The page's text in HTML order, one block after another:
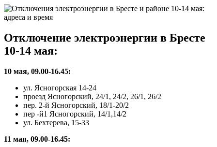
Отключение электроэнергии в Бресте
10-14 мая:
10 мая, 09.00-16.45:
ул. Ясногорская 14-24
проезд Ясногорский, 24/1, 24/2, 26/1, 26/2
пер. 2-й Ясногорский, 18/1-20/2
пер -й1 Ясногорский, 14/1,14/2
ул. Бехтерева, 15-33
11 мая, 09.00-16.45: